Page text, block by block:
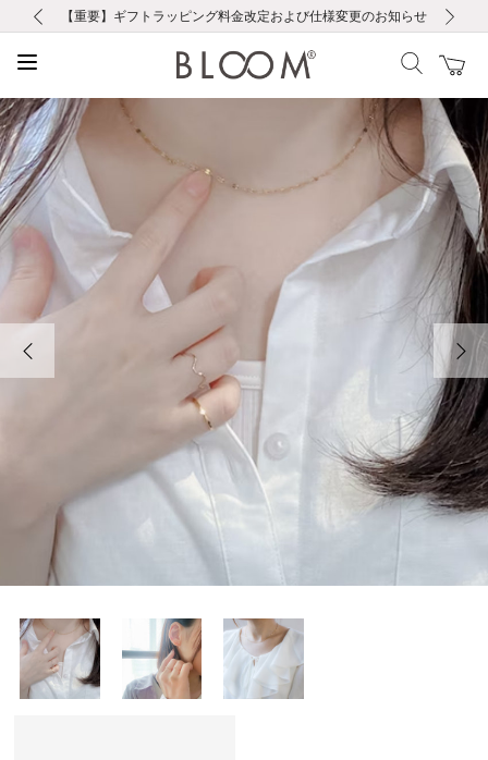
お修理・アフターサービスのご案内
【重要】令和８年熊本地震に伴う集配への影響について
【重要】ギフトラッピング料金改定および仕様変更のお知らせ
【重要】夏季休業の営業についてのご案内
税込5,500円以上で送料無料｜最短24時間以内に発送
新規会員登録で1000ポイントプレゼント！
LINE友だち登録で500円クーポンプレゼント
会員限定！レビュー投稿で100ポイントプレゼント
お修理・アフターサービスのご案内
【重要】令和８年熊本地震に伴う集配への影響について
次